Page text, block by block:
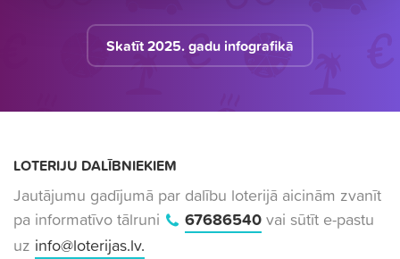
Skatīt 2025. gadu infografikā
LOTERIJU DALĪBNIEKIEM
Jautājumu gadījumā par dalību loterijā aicinām zvanīt
pa informatīvo tālruni
67686540vai sūtīt e-pastu
uz info@loterijas.lv.